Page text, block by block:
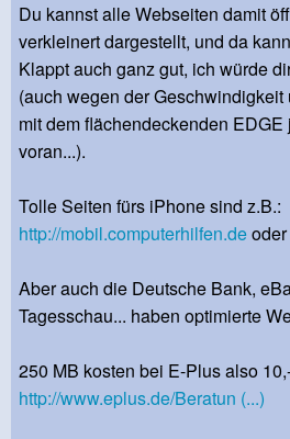
Du kannst alle Webseiten damit
verkleinert dargestellt, und da
Klappt auch ganz gut, ich würde
(auch wegen der Geschwindigkeit
mit dem flächendeckenden EDGE
voran...).
Tolle Seiten fürs iPhone sind z.B.:
http://mobil.computerhilfen.deoder
Aber auch die Deutsche Bank,
Tagesschau... haben optimierte
250 MB kosten bei E-Plus also
http://www.eplus.de/Beratun (...)